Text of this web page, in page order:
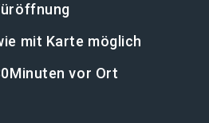
mit Karte möglich
vor Ort